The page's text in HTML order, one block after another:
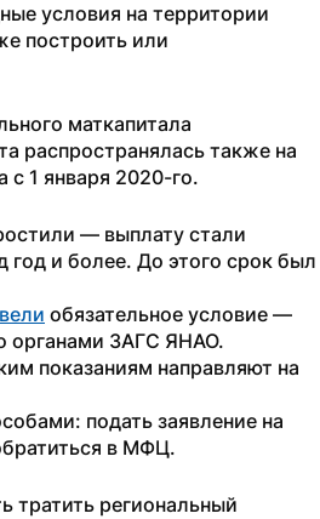
условия на территории
построить или
маткапитала
распространялась также на
с 1 января 2020-го.
— выплату стали
и более. До этого срок был
обязательное условие —
органами ЗАГС ЯНАО.
показаниям направляют на
подать заявление на
в МФЦ.
тратить региональный